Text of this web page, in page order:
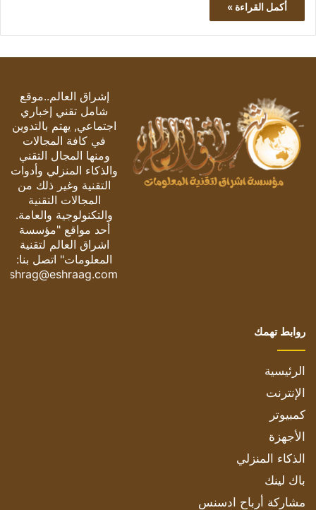
أكمل القراءة »
إشراق العالم..موقع
شامل تقني إخباري
اجتماعي, يهتم بالتدوين
في كافة المجالات
ومنها المجال التقني
والذكاء المنزلي وأدوات
التقنية وغير ذلك من
المجالات التقنية
والتكنولوجية والعامة.
أحد مواقع "مؤسسة
اشراق العالم لتقنية
المعلومات" اتصل بنا:
eshrag@eshraag.com
روابط تهمك
الرئيسية
الإنترنت
كمبيوتر
الأجهزة
الذكاء المنزلي
باك لينك
مشاركة أرباح ادسنس